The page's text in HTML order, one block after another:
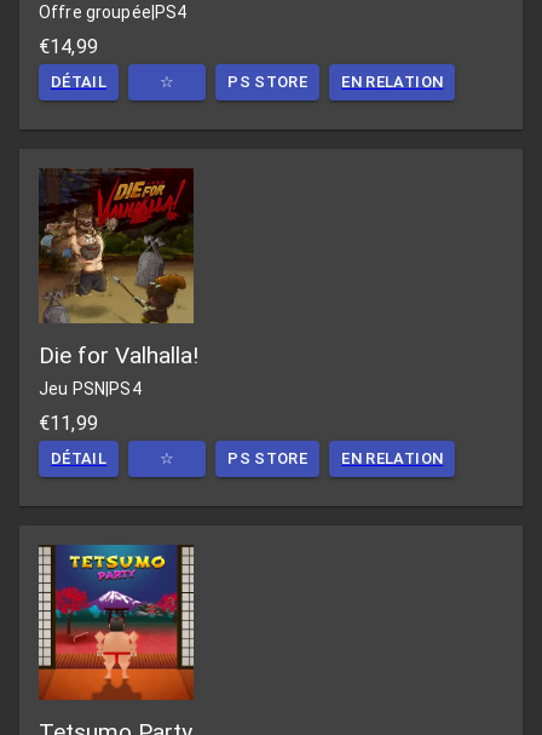
Offre groupée PS4
€14,99
DÉTAIL ☆ PS STORE EN RELATION
Die for Valhalla!
Jeu PSN PS4
€11,99
DÉTAIL ☆ PS STORE EN RELATION